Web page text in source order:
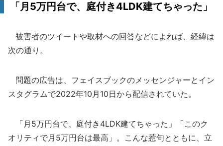
「月5万円台で、庭付き4LDK建てちゃった」
被害者のツイートや取材への回答などによれば、経緯は
次の通り。
問題の広告は、フェイスブックのメッセンジャーとイン
スタグラムで2022年10月10日から配信されていた。
「月5万円台で、庭付き4LDK建てちゃった」「このク
オリティで月5万円台は最高」。こんな惹句とともに、立